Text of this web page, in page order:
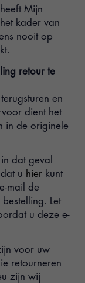
Mijn
kader van
nooit op
retour te
en
dient het
in de originele
dat geval
u hier kunt
mail de
Let
u deze e-
voor uw
retourneren
zijn wij